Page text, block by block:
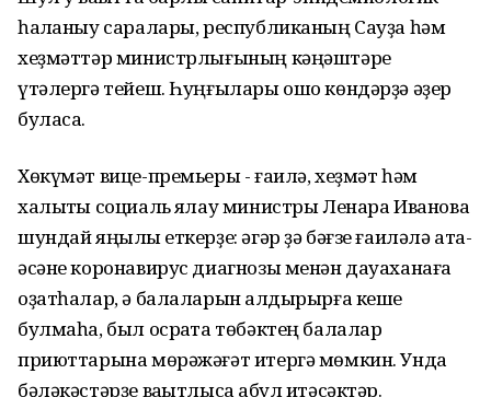
һаҡланыу саралары, республиканың Сауҙа һәм
хеҙмәттәр министрлығының кәңәштәре
үтәлергә тейеш. Һуңғылары ошо көндәрҙә әҙер
буласаҡ.
Хөкүмәт вице-премьеры - ғаилә, хеҙмәт һәм
халыҡты социаль яҡлау министры Ленара Иванова
шундай яңылыҡ еткерҙе: әгәр ҙә бәғзе ғаиләлә ата-
әсәне коронавирус диагнозы менән дауаханаға
оҙатһалар, ә балаларын ҡалдырырға кеше
булмаһа, был осраҡта төбәктең балалар
приюттарына мөрәжәғәт итергә мөмкин. Унда
бәләкәстәрҙе ваҡытлыса ҡабул итәсәктәр.